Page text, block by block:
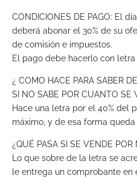
CONDICIONES DE PAGO: El
deberá abonar el 30% de su
de comisión e impuestos.
El pago debe hacerlo con
¿ COMO HACE PARA SABER
SI NO SABE POR CUANTO SE
Hace una letra por el 40% del
máximo, y de esa forma
¿QUÉ PASA SI SE VENDE POR
Lo que sobre de la letra se
le entrega un comprobante en